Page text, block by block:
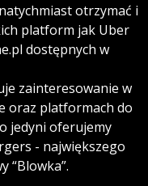
otrzymać i
platform jak Uber
dostępnych w
zainteresowanie w
oraz platformach do
jedyni oferujemy
- największego
“Blowka”.